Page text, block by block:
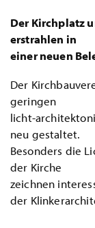
Der Kirchplatz
erstrahlen in
einer neuen
Der
geringen
licht-
neu gestaltet.
Besonders die
der Kirche
zeichnen
der